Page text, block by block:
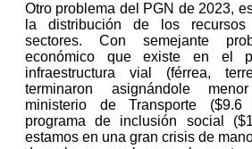
Otro problema del PGN de 2023,
la distribución de los
sectores. Con semejante
económico que existe en el
infraestructura vial (férrea,
terminaron asignándole
ministerio de Transporte
programa de inclusión social
estamos en una gran crisis de